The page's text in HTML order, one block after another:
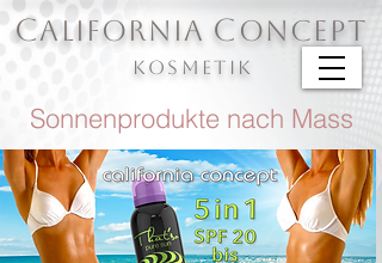
KOSMETIK
CALIFORNIA C ONCEPT
Sonnenprodukte nach Mass